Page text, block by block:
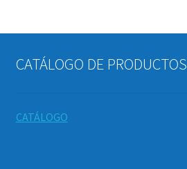
CATÁLOGO DE PRODUCTOS
CATÁLOGO